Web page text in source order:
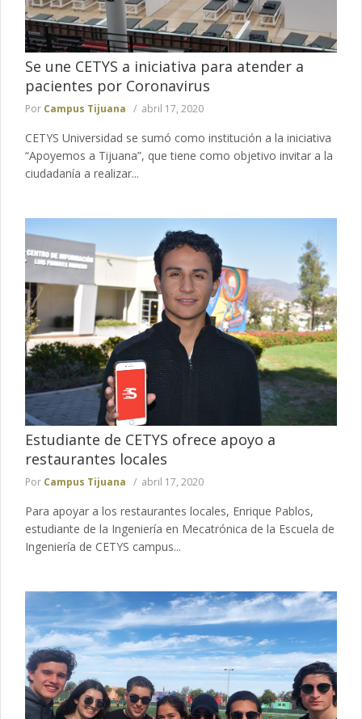
Se une CETYS a iniciativa para atender a
pacientes por Coronavirus
Por Campus Tijuana abril 17, 2020
CETYS Universidad se sumó como institución a la iniciativa
“Apoyemos a Tijuana”, que tiene como objetivo invitar a la
ciudadanía a realizar...
Estudiante de CETYS ofrece apoyo a
restaurantes locales
Por Campus Tijuana abril 17, 2020
Para apoyar a los restaurantes locales, Enrique Pablos,
estudiante de la Ingeniería en Mecatrónica de la Escuela de
Ingeniería de CETYS campus...